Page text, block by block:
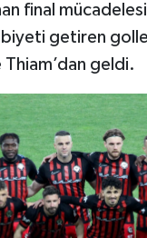
final
getiren
geldi.